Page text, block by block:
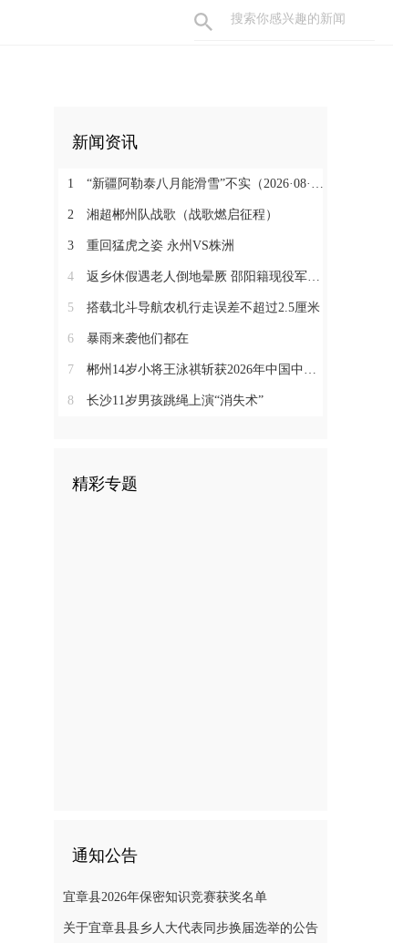
新闻资讯
1 “新疆阿勒泰八月能滑雪”不实（2026·08·07）
2 湘超郴州队战歌（战歌燃启征程）
3 重回猛虎之姿 永州VS株洲
4 返乡休假遇老人倒地晕厥 邵阳籍现役军人挺身而出
5 搭载北斗导航农机行走误差不超过2.5厘米
6 暴雨来袭他们都在
7 郴州14岁小将王泳祺斩获2026年中国中学生攀岩锦标赛一金两铜
8 长沙11岁男孩跳绳上演“消失术”
精彩专题
通知公告
宜章县2026年保密知识竞赛获奖名单
关于宜章县县乡人大代表同步换届选举的公告